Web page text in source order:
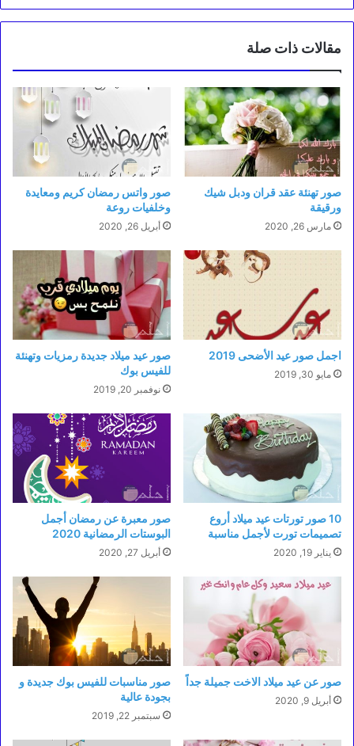
مقالات ذات صلة
صور تهنئة عقد قران ودبل شيك
ورقيقة
مارس 26, 2020
صور واتس رمضان كريم ومعايدة
وخلفيات روعة
أبريل 26, 2020
اجمل صور عيد الأضحى 2019
مايو 30, 2019
صور عيد ميلاد جديدة رمزيات وتهنئة
للفيس بوك
نوفمبر 20, 2019
10 صور تورتات عيد ميلاد أروع
تصميمات تورت لأجمل مناسبة
يناير 19, 2020
صور معبرة عن رمضان أجمل
البوستات الرمضانية 2020
أبريل 27, 2020
صور عن عيد ميلاد الاخت جميلة جداً
أبريل 9, 2020
صور مناسبات للفيس بوك جديدة و
بجودة عالية
سبتمبر 22, 2019